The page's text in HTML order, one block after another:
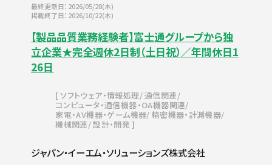
最終更新日：2026/05/28(木)
掲載終了日：2026/10/22(木)
【製品品質業務経験者】富士通グループから独
立企業★完全週休2日制（土日祝）／年間休日1
26日
ソフトウェア・情報処理 通信関連
コンピュータ・通信機器・OA機器関連
家電・AV機器・ゲーム機器 精密機器・計測機器
機械関連 設計・開発
ジャパン・イーエム・ソリューションズ株式会社